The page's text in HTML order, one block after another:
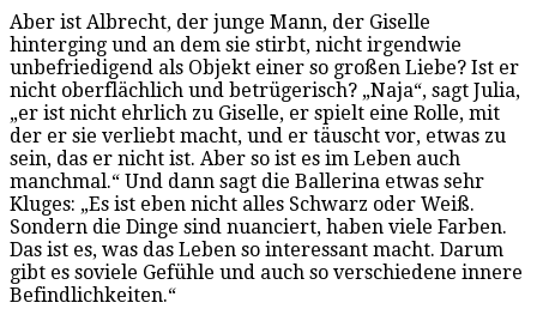
Aber ist Albrecht, der junge Mann, der Giselle
hinterging und an dem sie stirbt, nicht irgendwie
unbefriedigend als Objekt einer so großen Liebe? Ist er
nicht oberflächlich und betrügerisch? „Naja“, sagt Julia,
„er ist nicht ehrlich zu Giselle, er spielt eine Rolle, mit
der er sie verliebt macht, und er täuscht vor, etwas zu
sein, das er nicht ist. Aber so ist es im Leben auch
manchmal.“ Und dann sagt die Ballerina etwas sehr
Kluges: „Es ist eben nicht alles Schwarz oder Weiß.
Sondern die Dinge sind nuanciert, haben viele Farben.
Das ist es, was das Leben so interessant macht. Darum
gibt es soviele Gefühle und auch so verschiedene innere
Befindlichkeiten.“